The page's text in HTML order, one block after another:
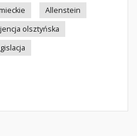
Allenstein
olsztyńska